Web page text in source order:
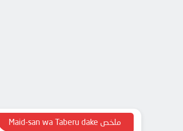
ملخص Maid-san wa Taberu dake